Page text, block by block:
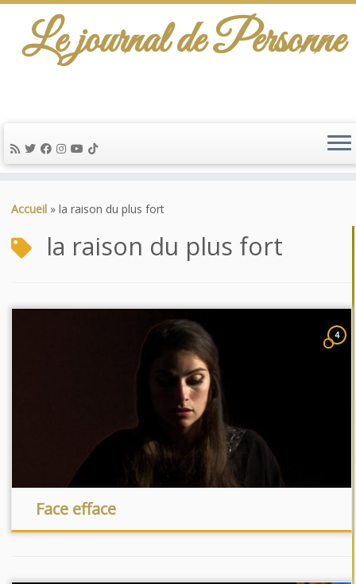
au
Le journal de Personne
Accueil » la raison du plus fort
la raison du plus fort
4
Face efface